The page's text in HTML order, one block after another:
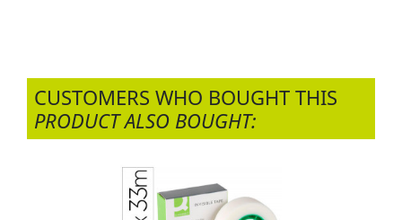
CUSTOMERS WHO BOUGHT THIS
PRODUCT ALSO BOUGHT: